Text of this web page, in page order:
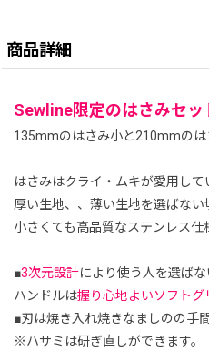
商品詳細
Sewline限定のはさみセッ
135mmのはさみ小と210mmのは
はさみはクライ・ムキが愛用して
厚い生地、、薄い生地を選ばない
小さくても高品質なステンレス仕
■3次元設計により使う人を選ば
ハンドルは握り心地よいソフトグ
■刃は焼き入れ焼きなましのの手
※ハサミは研ぎ直しができます。